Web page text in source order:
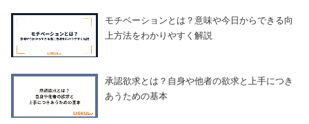
モチベーションとは？意味や今日からできる向
上方法をわかりやすく解説
承認欲求とは？自身や他者の欲求と上手につき
あうための基本